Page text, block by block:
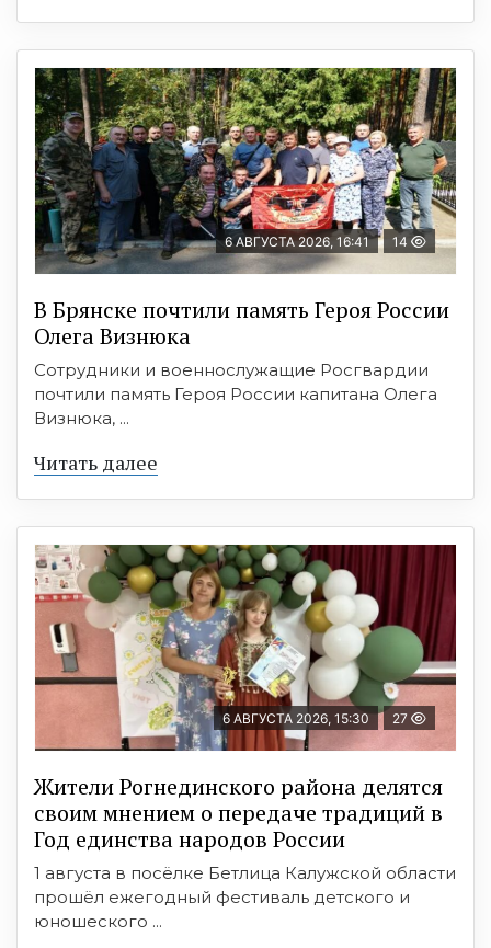
6 АВГУСТА 2026, 16:41 14
В Брянске почтили память Героя России
Олега Визнюка
Сотрудники и военнослужащие Росгвардии
почтили память Героя России капитана Олега
Визнюка, ...
Читать далее
6 АВГУСТА 2026, 15:30 27
Жители Рогнединского района делятся
своим мнением о передаче традиций в
Год единства народов России
1 августа в посёлке Бетлица Калужской области
прошёл ежегодный фестиваль детского и
юношеского ...